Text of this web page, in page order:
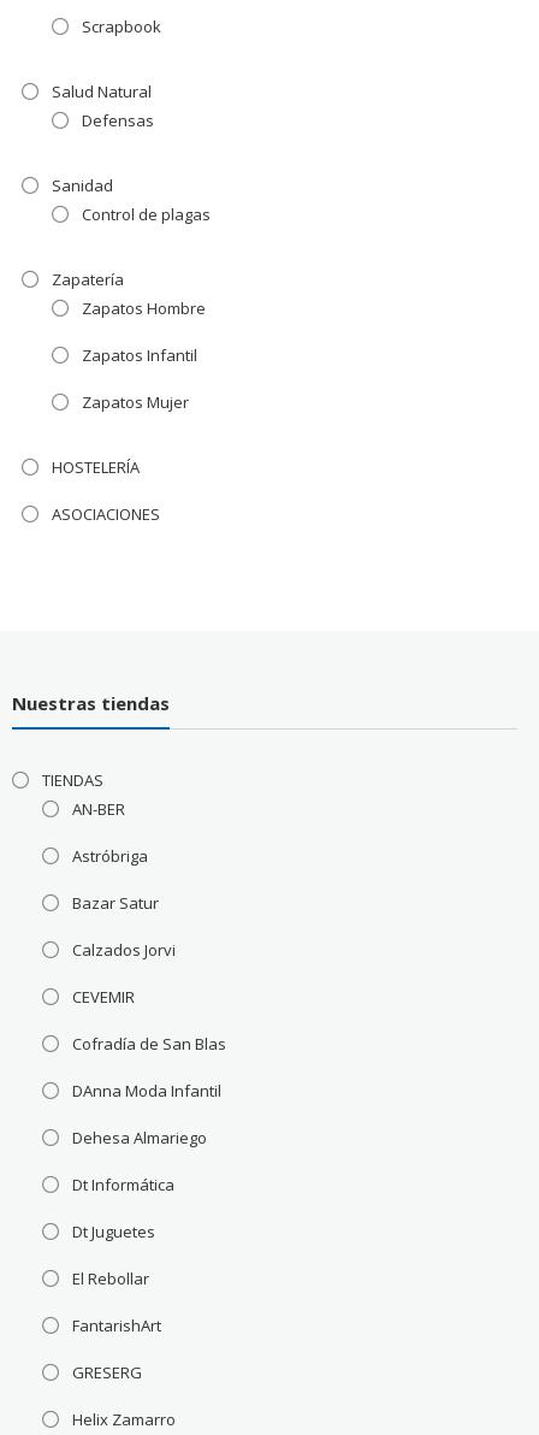
Scrapbook
Salud Natural
Defensas
Sanidad
Control de plagas
Zapatería
Zapatos Hombre
Zapatos Infantil
Zapatos Mujer
HOSTELERÍA
ASOCIACIONES
Nuestras tiendas
TIENDAS
AN-BER
Astróbriga
Bazar Satur
Calzados Jorvi
CEVEMIR
Cofradía de San Blas
DAnna Moda Infantil
Dehesa Almariego
Dt Informática
Dt Juguetes
El Rebollar
FantarishArt
GRESERG
Helix Zamarro